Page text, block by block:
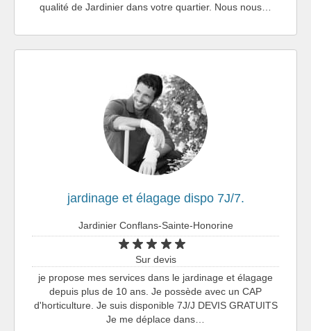
qualité de Jardinier dans votre quartier. Nous nous…
jardinage et élagage dispo 7J/7.
Jardinier Conflans-Sainte-Honorine
Sur devis
je propose mes services dans le jardinage et élagage
depuis plus de 10 ans. Je possède avec un CAP
d'horticulture. Je suis disponible 7J/J DEVIS GRATUITS
Je me déplace dans…